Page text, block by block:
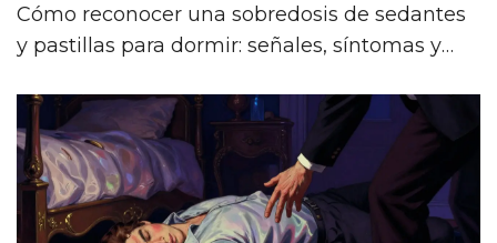
Cómo reconocer una sobredosis de sedantes
y pastillas para dormir: señales, síntomas y